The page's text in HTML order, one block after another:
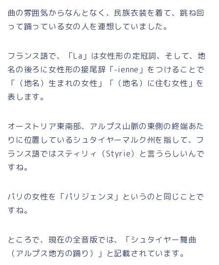
曲の雰囲気からなんとなく、民族衣装を着て、跳ね回
って踊っている女の人を連想していました。
フランス語で、「La」は女性形の定冠詞、そして、地
名の後ろに女性形の接尾辞「-ienne」をつけることで
「（地名）生まれの女性」「（地名）に住む女性」を
表します。
オーストリア東南部、アルプス山脈の東側の終端あた
りに位置しているシュタイヤーマルク州を指して、フ
ランス語ではスティリィ（Styrie）と言うらしいんで
すね。
パリの女性を「パリジェンヌ」というのと同じことで
すね。
ところで、現在の全音版では、「シュタイヤー舞曲
（アルプス地方の踊り）」と記載されています。